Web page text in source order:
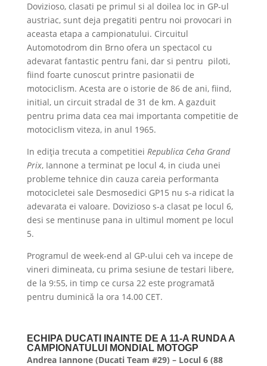
Dovizioso, clasati pe primul si al doilea loc in GP-ul
austriac, sunt deja pregatiti pentru noi provocari in
aceasta etapa a campionatului. Circuitul
Automotodrom din Brno ofera un spectacol cu
adevarat fantastic pentru fani, dar si pentru piloti,
fiind foarte cunoscut printre pasionatii de
motociclism. Acesta are o istorie de 86 de ani, fiind,
initial, un circuit stradal de 31 de km. A gazduit
pentru prima data cea mai importanta competitie de
motociclism viteza, in anul 1965.
In ediţia trecuta a competitiei Republica Ceha Grand
Prix, Iannone a terminat pe locul 4, in ciuda unei
probleme tehnice din cauza careia performanta
motocicletei sale Desmosedici GP15 nu s-a ridicat la
adevarata ei valoare. Dovizioso s-a clasat pe locul 6,
desi se mentinuse pana in ultimul moment pe locul
5.
Programul de week-end al GP-ului ceh va incepe de
vineri dimineata, cu prima sesiune de testari libere,
de la 9:55, in timp ce cursa 22 este programată
pentru duminică la ora 14.00 CET.
ECHIPA DUCATI INAINTE DE A 11-A RUNDA A
CAMPIONATULUI MONDIAL MOTOGP
Andrea Iannone (Ducati Team #29) – Locul 6 (88